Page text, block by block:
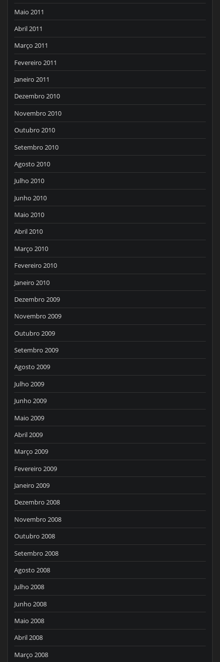
Maio 2011
Abril 2011
Março 2011
Fevereiro 2011
Janeiro 2011
Dezembro 2010
Novembro 2010
Outubro 2010
Setembro 2010
Agosto 2010
Julho 2010
Junho 2010
Maio 2010
Abril 2010
Março 2010
Fevereiro 2010
Janeiro 2010
Dezembro 2009
Novembro 2009
Outubro 2009
Setembro 2009
Agosto 2009
Julho 2009
Junho 2009
Maio 2009
Abril 2009
Março 2009
Fevereiro 2009
Janeiro 2009
Dezembro 2008
Novembro 2008
Outubro 2008
Setembro 2008
Agosto 2008
Julho 2008
Junho 2008
Maio 2008
Abril 2008
Março 2008